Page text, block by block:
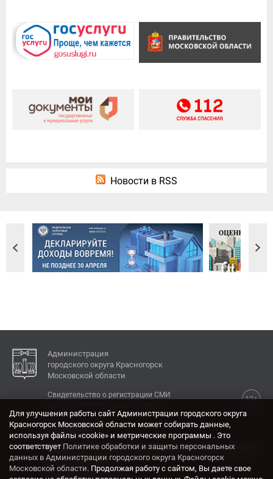
Новости в RSS
Администрация
городского округа Красногорск
Московской области
12+
Свидетельство о регистрации СМИ
КОНТАКТЫ
Адрес: 143404, Московская область, г. Красногорск,
ул. Ленина, дом 4.
Электронная почта:
Для улучшения работы сайт Администрации городского округа
Красногорск Московской области может собирать данные,
используя файлы «cookie» и метрические программы . Это
соответствует Политике обработки и защиты персональных
данных в Администрации городского округа Красногорск
Московской области. Продолжая работу с сайтом, Вы даете свое